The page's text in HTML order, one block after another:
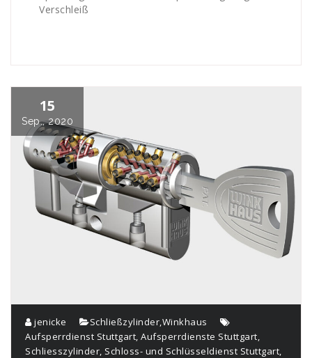
Verschleiß
15
Sep., 2020
jenicke Schließzylinder,Winkhaus
Aufsperrdienst Stuttgart, Aufsperrdienste Stuttgart,
Schliesszylinder, Schloss- und Schlüsseldienst Stuttgart,